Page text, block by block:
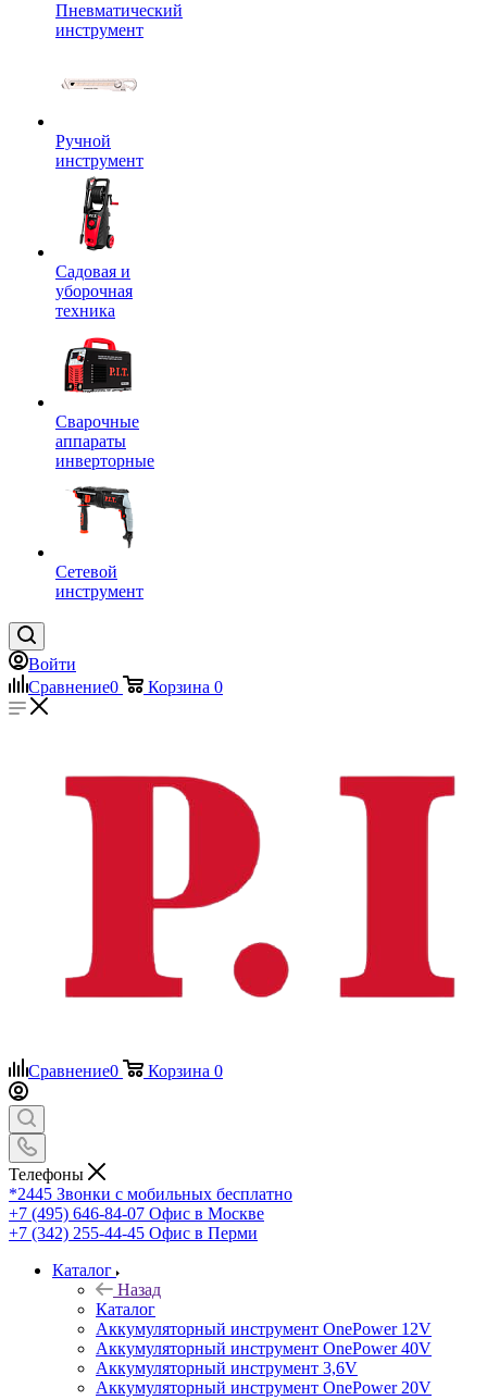
Пневматический
инструмент
Ручной
инструмент
Садовая и
уборочная
техника
Сварочные
аппараты
инверторные
Сетевой
инструмент
Войти
Сравнение0 Корзина 0
Сравнение0 Корзина 0
Телефоны
*2445 Звонки с мобильных бесплатно
+7 (495) 646-84-07 Офис в Москве
+7 (342) 255-44-45 Офис в Перми
Каталог
Назад
Каталог
Аккумуляторный инструмент OnePower 12V
Аккумуляторный инструмент OnePower 40V
Аккумуляторный инструмент 3,6V
Аккумуляторный инструмент OnePower 20V